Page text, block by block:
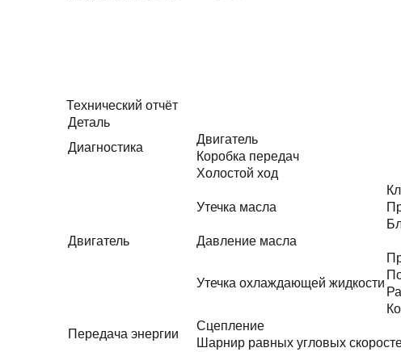
Технический отчёт
Деталь
Диагностика
Двигатель
Коробка передач
Двигатель
Холостой ход
Утечка масла
Давление масла
Утечка охлаждающей жидкости
Передача энергии
Сцепление
Шарнир равных угловых